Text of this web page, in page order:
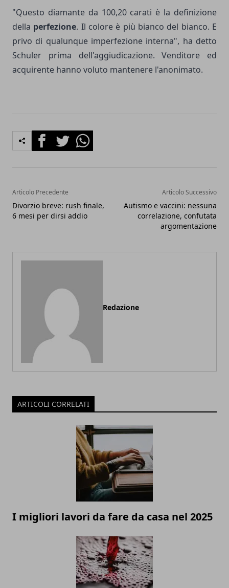
"Questo diamante da 100,20 carati è la definizione
della perfezione. Il colore è più bianco del bianco. E
privo di qualunque imperfezione interna", ha detto
Schuler prima dell'aggiudicazione. Venditore ed
acquirente hanno voluto mantenere l'anonimato.
FacebookTwitterWhatsapp
Articolo Precedente
Divorzio breve: rush finale,
6 mesi per dirsi addio
Articolo Successivo
Autismo e vaccini: nessuna
correlazione, confutata
argomentazione
Redazione
ARTICOLI CORRELATI
I migliori lavori da fare da casa nel 2025